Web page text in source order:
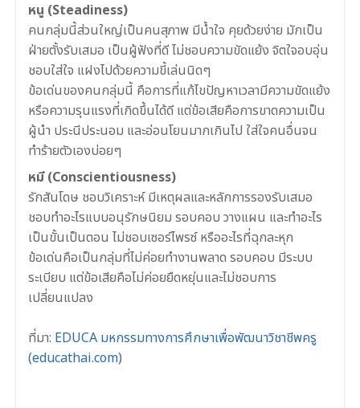
หนู (Steadiness)
คนกลุ่มนี้ส่วนใหญ่เป็นคนสุภาพ มีน้ำใจ คุยด้วยง่าย มักเป็น
ฝ่ายตั้งรับเสมอ เป็นผู้ฟังที่ดี ไม่ชอบความขัดแย้ง จิตใจอบอุ่น
ชอบใส่ใจ แฝงไปด้วยความขี้เล่นนิดๆ
ข้อเด่นของคนกลุ่มนี้ คือการที่แก้ไขปัญหาเวลามีความขัดแย้ง
หรือความรุนแรงที่เกิดขึ้นได้ดี แต่ข้อเสียคือการขาดความเป็น
ผู้นำ ประนีประนอม และอ่อนโยนมากเกินไป ใส่ใจคนอื่นจน
ทำร้ายตัวเองบ่อยๆ
หมี (Conscientiousness)
รักสันโดษ ชอบวิเคราะห์ มีเหตุผลและหลักการรองรับเสมอ
ชอบทำอะไรแบบอนุรักษนิยม รอบคอบ วางแผน และทำอะไร
เป็นขั้นเป็นตอน ไม่ชอบเซอร์ไพรซ์ หรืออะไรที่ฉุกละหุก
ข้อเด่นคือเป็นกลุ่มที่ไม่ค่อยทำงานพลาด รอบคอบ มีระบบ
ระเบียบ แต่ข้อเสียคือไม่ค่อยยืดหยุ่นและไม่ชอบการ
เปลี่ยนแปลง
ที่มา: EDUCA มหกรรมทางการศึกษาเพื่อพัฒนาวิชาชีพครู
(educathai.com)